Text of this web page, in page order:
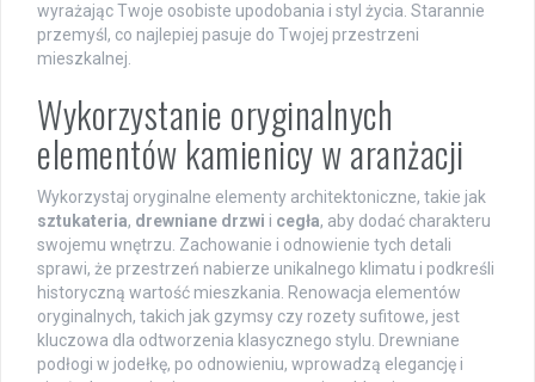
wyrażając Twoje osobiste upodobania i styl życia. Starannie
przemyśl, co najlepiej pasuje do Twojej przestrzeni
mieszkalnej.
Wykorzystanie oryginalnych
elementów kamienicy w aranżacji
Wykorzystaj oryginalne elementy architektoniczne, takie jak
sztukateria, drewniane drzwi i cegła, aby dodać charakteru
swojemu wnętrzu. Zachowanie i odnowienie tych detali
sprawi, że przestrzeń nabierze unikalnego klimatu i podkreśli
historyczną wartość mieszkania. Renowacja elementów
oryginalnych, takich jak gzymsy czy rozety sufitowe, jest
kluczowa dla odtworzenia klasycznego stylu. Drewniane
podłogi w jodełkę, po odnowieniu, wprowadzą elegancję i